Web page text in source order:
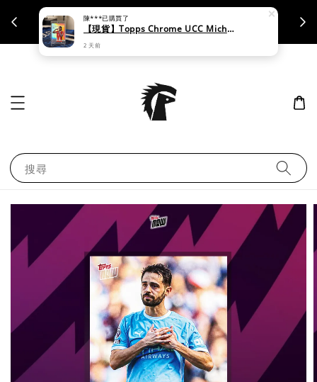
支援刷卡｜皆開立統一發票
搜尋
陳***已購買了
【現貨】Topps Chrome UCC Michael Olise
2 天前